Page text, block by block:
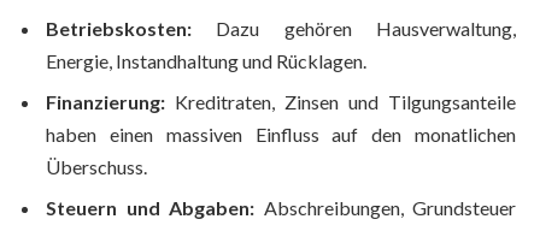
Betriebskosten: Dazu gehören Hausverwaltung,
Energie, Instandhaltung und Rücklagen.
Finanzierung: Kreditraten, Zinsen und Tilgungsanteile
haben einen massiven Einfluss auf den monatlichen
Überschuss.
Steuern und Abgaben: Abschreibungen, Grundsteuer